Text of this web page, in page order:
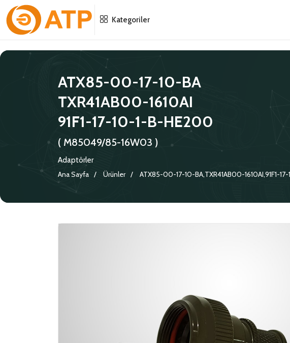
Kategoriler
ATX85-00-17-10-BA
TXR41AB00-1610AI
91F1-17-10-1-B-HE200
( M85049/85-16W03 )
Adaptörler
Ana Sayfa
Ürünler ATX85-00-17-10-BA,TXR41AB00-1610AI,91F1-
Menu
Menu
ÇEVRE YÖNETIM POLITIKASI
BILGI GÜVENLIĞI POLITIKASI
Menu
KONNEKTÖRLER
KRIMP KONTAKLAR